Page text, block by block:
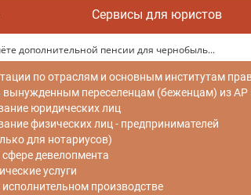
Сервисы для юристов
дополнительной пенсии для чернобыль...
по отраслям и основным институтам
переселенцам (беженцам) из АР
юридических лиц
физических лиц - предпринимателей
для нотариусов)
девелопмента
услуги
производстве